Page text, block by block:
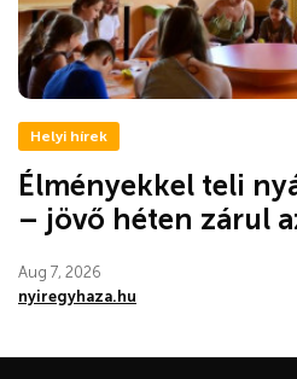
Helyi hírek
Élményekkel teli
– jövő héten zárul
Aug 7, 2026
nyiregyhaza.hu